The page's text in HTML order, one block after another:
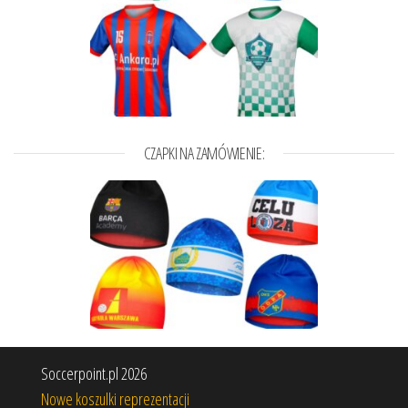
CZAPKI NA ZAMÓWIENIE:
Soccerpoint.pl 2026
Nowe koszulki reprezentacji